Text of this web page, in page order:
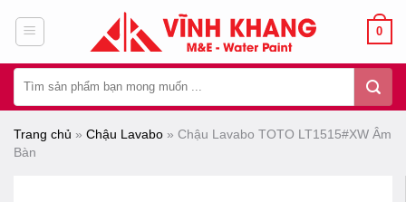
dung
0
kiếm:
Trang chủ » Chậu Lavabo » Chậu Lavabo TOTO LT1515#XW Âm
Bàn